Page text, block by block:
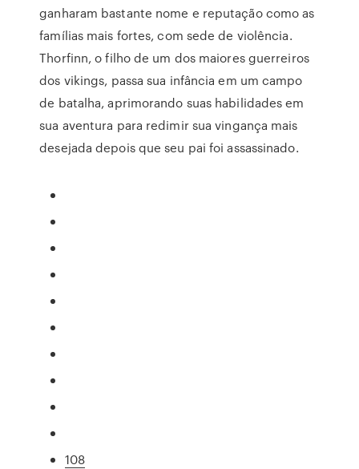
ganharam bastante nome e reputação como as
famílias mais fortes, com sede de violência.
Thorfinn, o filho de um dos maiores guerreiros
dos vikings, passa sua infância em um campo
de batalha, aprimorando suas habilidades em
sua aventura para redimir sua vingança mais
desejada depois que seu pai foi assassinado.
108